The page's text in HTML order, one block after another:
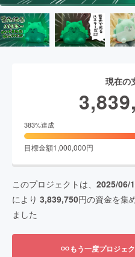
現在の
383%達成
目標金額1,000,000円
このプロジェクトは、 2025/06/
により 3,839,750円の資金を集
ました
もう一度プロジェ